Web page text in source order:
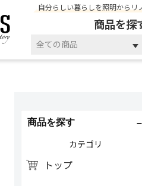
自分らしい暮らしを照明からリ
商品を探
全ての商品
商品を探す
カテゴリ
トップ